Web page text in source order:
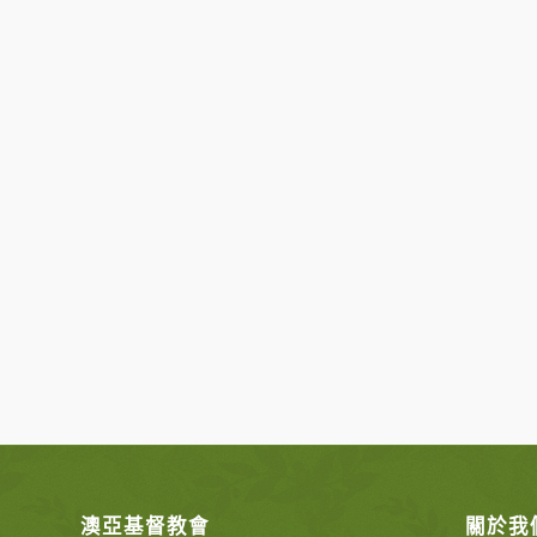
澳亞基督教會 關於我